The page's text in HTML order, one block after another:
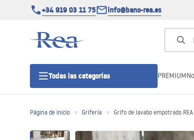
+34 919 03 11 75 info@bano-rea.es
Todas las categorías PREMIUM
Página de inicio Grifería Grifo de lavabo empotrado REA